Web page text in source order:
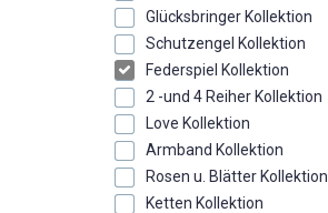
Glücksbringer Kollektion
Schutzengel Kollektion
Federspiel Kollektion
2 -und 4 Reiher Kollektion
Love Kollektion
Armband Kollektion
Rosen u. Blätter Kollektion
Ketten Kollektion